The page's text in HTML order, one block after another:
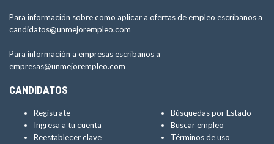
Para información sobre como aplicar a ofertas de empleo escríbanos a
candidatos@unmejorempleo.com
Para información a empresas escríbanos a
empresas@unmejorempleo.com
CANDIDATOS
Regístrate
Ingresa a tu cuenta
Reestablecer clave
Búsquedas por Estado
Buscar empleo
Términos de uso